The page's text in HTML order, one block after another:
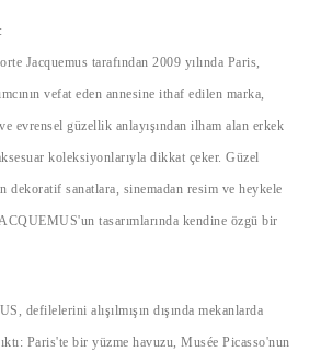
Jacquemus tarafından 2009 yılında Paris,
vefat eden annesine ithaf edilen marka,
evrensel güzellik anlayışından ilham alan erkek
koleksiyonlarıyla dikkat çeker. Güzel
dekoratif sanatlara, sinemadan resim ve heykele
tasarımlarında kendine özgü bir
defilelerini alışılmışın dışında mekanlarda
Paris'te bir yüzme havuzu, Musée Picasso'nun